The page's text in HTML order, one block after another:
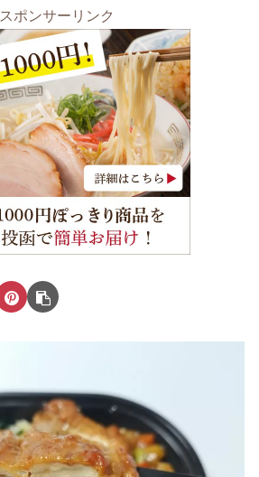
スポンサーリンク